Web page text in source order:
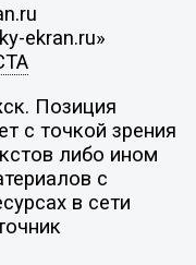
ekran.ru»
Позиция
с точкой зрения
либо ином
с
в сети